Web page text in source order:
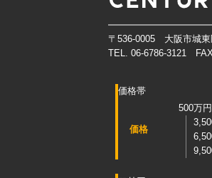
〒536-0005 大阪市城東
TEL. 06-6786-3121
価格帯
価格
500万